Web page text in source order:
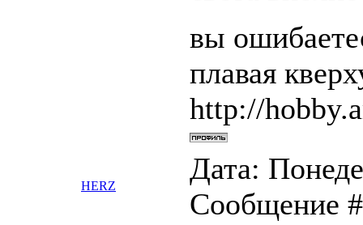
вы
плавая
http://
HERZ
Дата:
Сообщение